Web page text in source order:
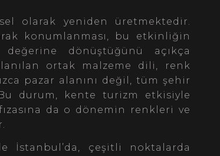
olarak yeniden üretmektedir.
konumlanması, bu etkinliğin
dönüştüğünü açıkça
ortak malzeme dili, renk
pazar alanını değil, tüm şehir
durum, kente turizm etkisiyle
da o dönemin renkleri ve
İstanbul’da, çeşitli noktalarda